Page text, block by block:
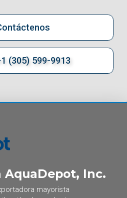
(305) 599-9913
AquaDepot, Inc.
mayorista